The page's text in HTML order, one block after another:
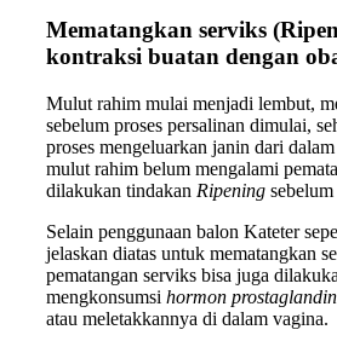
Mematangkan serviks
kontraksi buatan dengan
Mulut rahim mulai menjadi lembut,
sebelum proses persalinan dimulai,
proses mengeluarkan janin dari
mulut rahim belum mengalami
dilakukan tindakan Ripening
Selain penggunaan balon Kateter
jelaskan diatas untuk mematangkan
pematangan serviks bisa juga
mengkonsumsi hormon
atau meletakkannya di dalam vagina.